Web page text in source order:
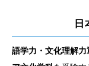
日
語学力・文化理解力